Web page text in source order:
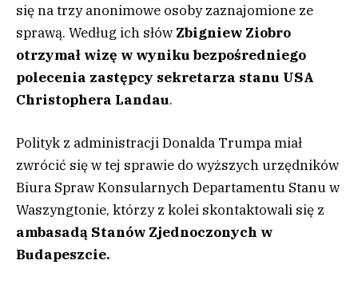
się na trzy anonimowe osoby zaznajomione ze
sprawą. Według ich słów Zbigniew Ziobro
otrzymał wizę w wyniku bezpośredniego
polecenia zastępcy sekretarza stanu USA
Christophera Landau.
Polityk z administracji Donalda Trumpa miał
zwrócić się w tej sprawie do wyższych urzędników
Biura Spraw Konsularnych Departamentu Stanu w
Waszyngtonie, którzy z kolei skontaktowali się z
ambasadą Stanów Zjednoczonych w
Budapeszcie.